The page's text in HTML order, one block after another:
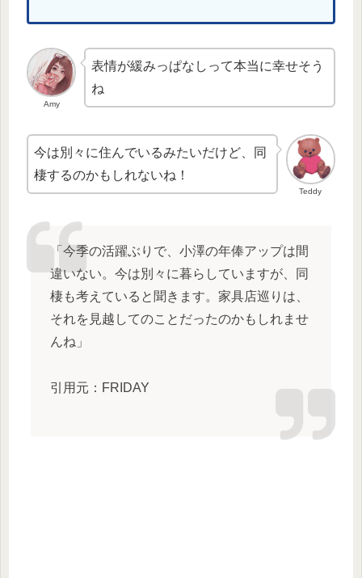
Amy
表情が緩みっぱなしって本当に幸せそう
ね
Teddy
今は別々に住んでいるみたいだけど、同
棲するのかもしれないね！
「今季の活躍ぶりで、小澤の年俸アップは間
違いない。今は別々に暮らしていますが、同
棲も考えていると聞きます。家具店巡りは、
それを見越してのことだったのかもしれませ
んね」
引用元：FRIDAY